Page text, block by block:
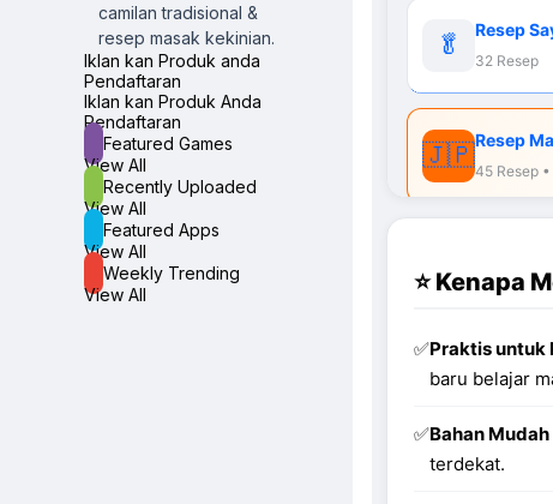
camilan tradisional &
resep masak kekinian.
Iklan kan Produk anda
Pendaftaran
Iklan kan Produk Anda
Pendaftaran
Featured Games
View All
Recently Uploaded
View All
Featured Apps
View All
Weekly Trending
View All
🥬 Resep
32 Resep
🇯🇵Resep
45 Resep
⭐ Kenapa
✅Praktis untuk
baru belajar
✅Bahan
terdekat.